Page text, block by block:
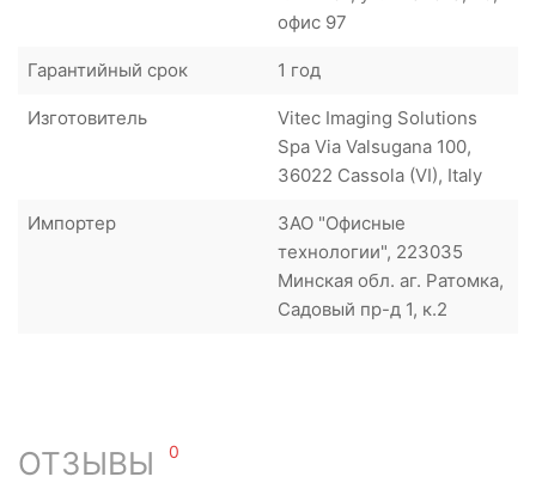
офис 97
Гарантийный срок 1 год
Изготовитель
Vitec Imaging Solutions
Spa Via Valsugana 100,
36022 Cassola (VI), Italy
Импортер
ЗАО "Офисные
технологии", 223035
Минская обл. аг. Ратомка,
Садовый пр-д 1, к.2
ОТЗЫВЫ 0